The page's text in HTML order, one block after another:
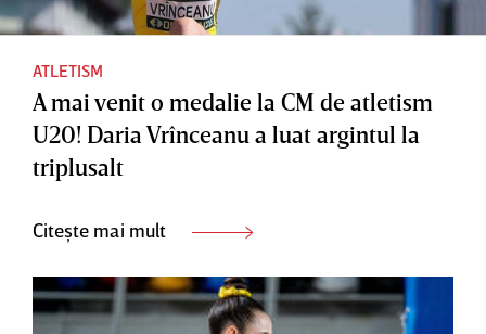
ATLETISM
A mai venit o medalie la CM de atletism
U20! Daria Vrînceanu a luat argintul la
triplusalt
Citește mai mult